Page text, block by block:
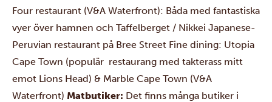
Four restaurant (V&A Waterfront): Båda med fantastiska
vyer över hamnen och Taffelberget / Nikkei Japanese-
Peruvian restaurant på Bree Street Fine dining: Utopia
Cape Town (populär restaurang med takterass mitt
emot Lions Head) & Marble Cape Town (V&A
Waterfront) Matbutiker: Det finns många butiker i